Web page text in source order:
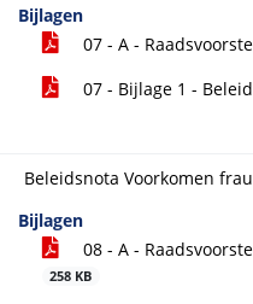
Bijlagen
07 - A -
07 - Bijlage 1 -
Beleidsnota Voorkomen
Bijlagen
08 - A -
258 KB